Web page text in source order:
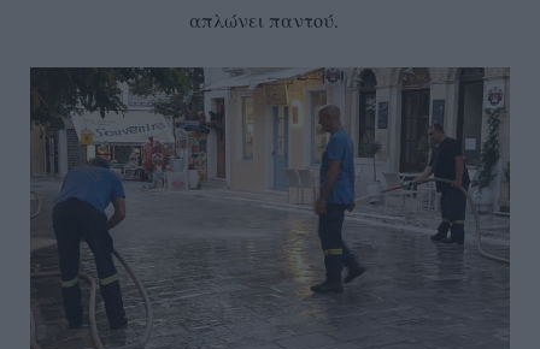
απλώνει παντού.